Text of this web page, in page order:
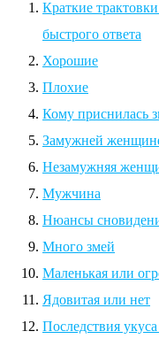
Краткие
быстрого ответа
Хорошие
Плохие
Кому приснилась
Замужней
Незамужняя
Мужчина
Нюансы
Много змей
Маленькая или
Ядовитая или нет
Последствия